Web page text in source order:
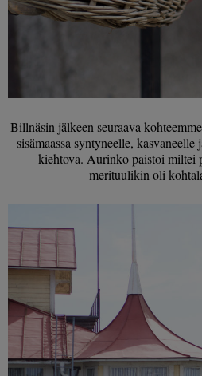
Billnäsin jälkeen seuraava
sisämaassa syntyneelle,
kiehtova. Aurinko paistoi miltei
merituulikin oli